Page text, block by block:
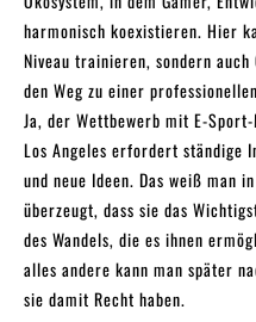
harmonisch koexistieren. Hier
Niveau trainieren, sondern
den Weg zu einer
Ja, der Wettbewerb mit E-
Los Angeles erfordert ständige
und neue Ideen. Das weiß man
überzeugt, dass sie das
des Wandels, die es ihnen
alles andere kann man später
sie damit Recht haben.